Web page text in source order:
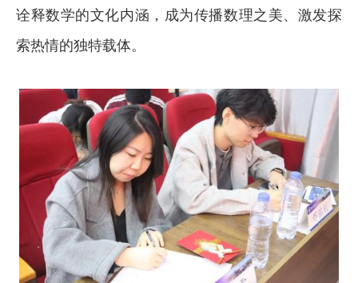
诠释数学的文化内涵，成为传播数理之美、激发探
索热情的独特载体。